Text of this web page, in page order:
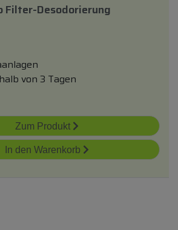
Filter-Desodorierung
von 3 Tagen
Zum Produkt
In den Warenkorb